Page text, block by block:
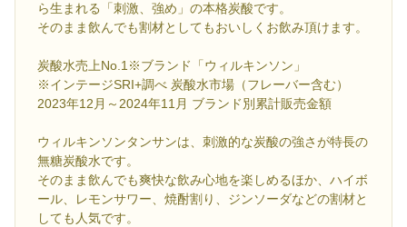
ら生まれる「刺激、強め」の本格炭酸です。
そのまま飲んでも割材としてもおいしくお飲み頂けます。
炭酸水売上No.1※ブランド「ウィルキンソン」
※インテージSRI+調べ 炭酸水市場（フレーバー含む）
2023年12月～2024年11月 ブランド別累計販売金額
ウィルキンソンタンサンは、刺激的な炭酸の強さが特長の
無糖炭酸水です。
そのまま飲んでも爽快な飲み心地を楽しめるほか、ハイボ
ール、レモンサワー、焼酎割り、ジンソーダなどの割材と
しても人気です。